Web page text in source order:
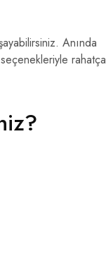
Anında
rahatça